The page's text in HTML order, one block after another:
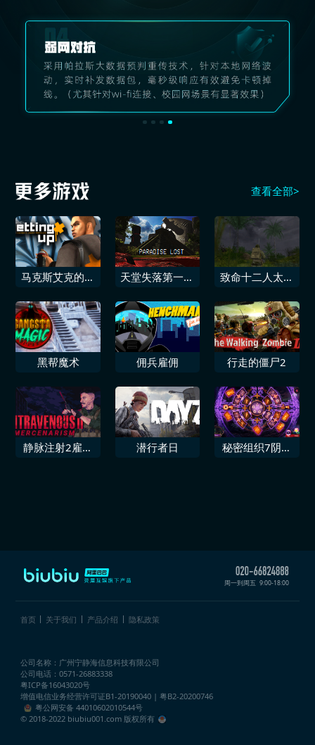
查看全部>
马克斯艾克的崛
天堂失落第一人
游戏
致命十二人太平
黑帮魔术 佣兵雇佣 行走的僵尸2
静脉注射2雇佣
潜行者日
秘密组织7阴影
周一到周五 9:00-18:00
首页 关于我们 产品介绍 隐私政策
公司名称：广州宁静海信息科技有限公司
公司电话：0571-26883338
粤ICP备16043020号
增值电信业务经营许可证B1-20190040 | 粤B2-20200746
粤公网安备 44010602010544号
© 2018-2022 biubiu001.com 版权所有